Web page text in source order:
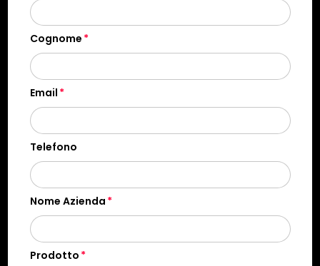
Cognome
Email
Telefono
Nome Azienda
Prodotto